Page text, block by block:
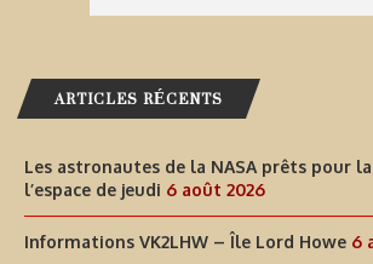
ARTICLES RÉCENTS
Les astronautes de la NASA prêts pour
l’espace de jeudi 6 août 2026
Informations VK2LHW – Île Lord Howe 6